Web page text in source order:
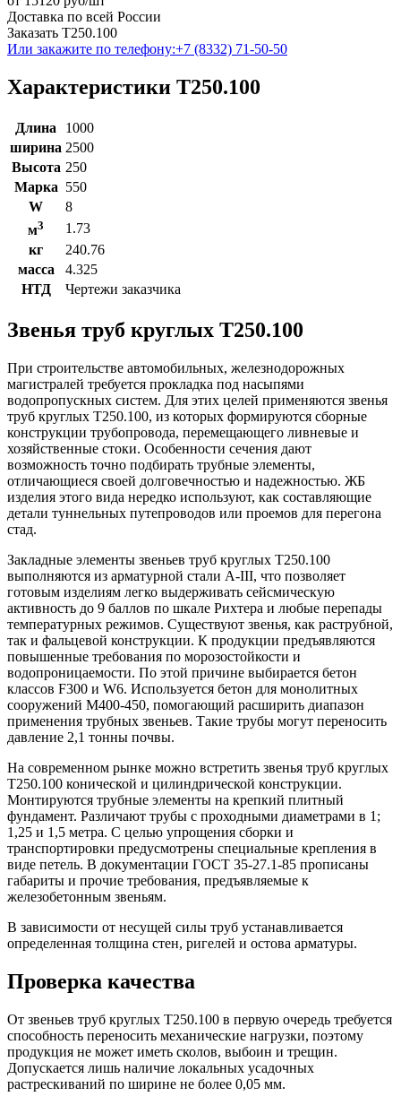
Доставка по всей России
Заказать Т250.100
Или закажите по телефону:+7 (8332) 71-50-50
Характеристики Т250.100
Длина
1000
ширина 2500
Высота 250
Марка 550
W
8
м3
1.73
кг
240.76
масса
4.325
НТД
Чертежи заказчика
Звенья труб круглых Т250.100
При строительстве автомобильных, железнодорожных
магистралей требуется прокладка под насыпями
водопропускных систем. Для этих целей применяются звенья
труб круглых Т250.100, из которых формируются сборные
конструкции трубопровода, перемещающего ливневые и
хозяйственные стоки. Особенности сечения дают
возможность точно подбирать трубные элементы,
отличающиеся своей долговечностью и надежностью. ЖБ
изделия этого вида нередко используют, как составляющие
детали туннельных путепроводов или проемов для перегона
стад.
Закладные элементы звеньев труб круглых Т250.100
выполняются из арматурной стали A-III, что позволяет
готовым изделиям легко выдерживать сейсмическую
активность до 9 баллов по шкале Рихтера и любые перепады
температурных режимов. Существуют звенья, как раструбной,
так и фальцевой конструкции. К продукции предъявляются
повышенные требования по морозостойкости и
водопроницаемости. По этой причине выбирается бетон
классов F300 и W6. Используется бетон для монолитных
сооружений М400-450, помогающий расширить диапазон
применения трубных звеньев. Такие трубы могут переносить
давление 2,1 тонны почвы.
На современном рынке можно встретить звенья труб круглых
Т250.100 конической и цилиндрической конструкции.
Монтируются трубные элементы на крепкий плитный
фундамент. Различают трубы с проходными диаметрами в 1;
1,25 и 1,5 метра. С целью упрощения сборки и
транспортировки предусмотрены специальные крепления в
виде петель. В документации ГОСТ 35-27.1-85 прописаны
габариты и прочие требования, предъявляемые к
железобетонным звеньям.
В зависимости от несущей силы труб устанавливается
определенная толщина стен, ригелей и остова арматуры.
Проверка качества
От звеньев труб круглых Т250.100 в первую очередь требуется
способность переносить механические нагрузки, поэтому
продукция не может иметь сколов, выбоин и трещин.
Допускается лишь наличие локальных усадочных
растрескиваний по ширине не более 0,05 мм.